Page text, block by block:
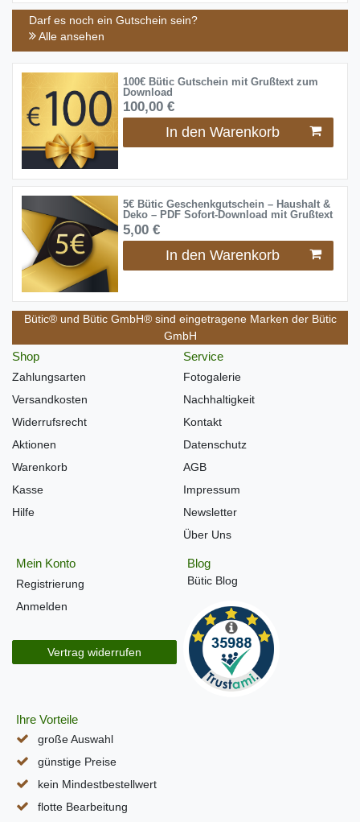
Darf es noch ein Gutschein sein?
Alle ansehen
100€ Bütic Gutschein mit Grußtext zum
Download
100,00 €
In den Warenkorb
5€ Bütic Geschenkgutschein – Haushalt &
Deko – PDF Sofort-Download mit Grußtext
5,00 €
In den Warenkorb
Bütic® und Bütic GmbH® sind eingetragene Marken der Bütic
GmbH
Shop
Zahlungsarten
Versandkosten
Widerrufsrecht
Aktionen
Warenkorb
Kasse
Hilfe
Service
Fotogalerie
Nachhaltigkeit
Kontakt
Datenschutz
AGB
Impressum
Newsletter
Über Uns
Mein Konto
Registrierung
Anmelden
Vertrag widerrufen
Blog
Bütic Blog
Ihre Vorteile
große Auswahl
günstige Preise
kein Mindestbestellwert
flotte Bearbeitung